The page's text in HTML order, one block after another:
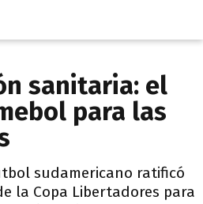
sanitaria: el
para las
sudamericano ratificó
la Copa Libertadores para